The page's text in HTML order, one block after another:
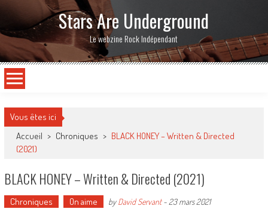
Stars Are Underground
Le webzine Rock Indépendant
Vous êtes ici
Accueil > Chroniques > BLACK HONEY – Written & Directed
(2021)
BLACK HONEY – Written & Directed (2021)
Chroniques On aime byDavid Servant- 23 mars 2021